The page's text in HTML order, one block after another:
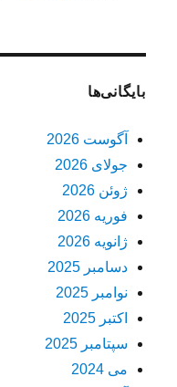
بایگانی‌ها
آگوست 2026
جولای 2026
ژوئن 2026
فوریه 2026
ژانویه 2026
دسامبر 2025
نوامبر 2025
اکتبر 2025
سپتامبر 2025
می 2024